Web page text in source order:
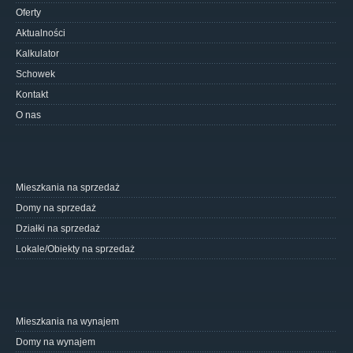
Oferty
Aktualności
Kalkulator
Schowek
Kontakt
O nas
Mieszkania na sprzedaż
Domy na sprzedaż
Działki na sprzedaż
Lokale/Obiekty na sprzedaż
Mieszkania na wynajem
Domy na wynajem